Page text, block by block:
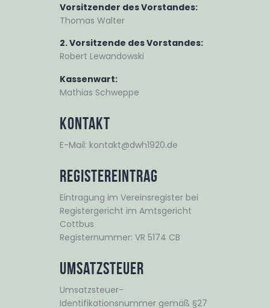
Vorsitzender des Vorstandes:
Thomas Walter
2. Vorsitzende des Vorstandes:
Robert Lewandowski
Kassenwart:
Mathias Schweppe
Kontakt
E-Mail: kontakt@dwh1920.de
Registereintrag
Eintragung im Vereinsregister bei
Registergericht im Amtsgericht
Cottbus
Registernummer: VR 5174 CB
Umsatzsteuer
Umsatzsteuer-
Identifikationsnummer gemäß §27